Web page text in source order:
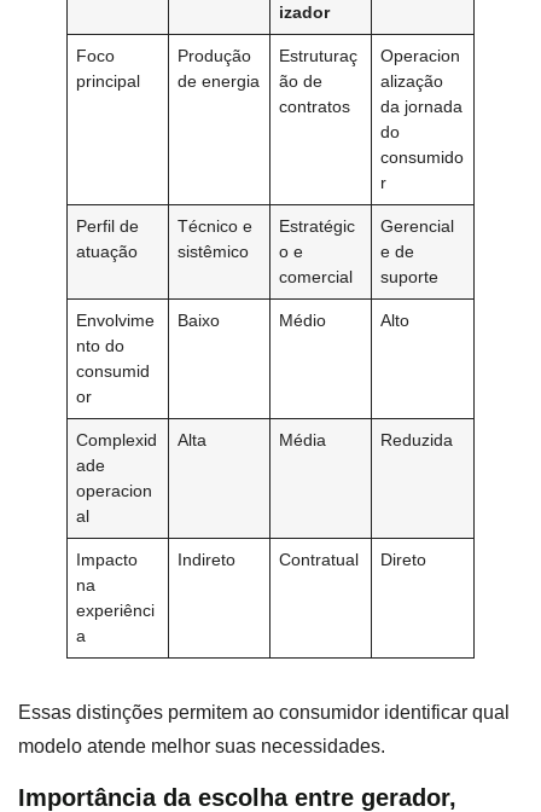
izador
Foco
principal
Produção
de energia
Estruturaç
ão de
contratos
Operacion
alização
da jornada
do
consumido
r
Perfil de
atuação
Técnico e
sistêmico
Estratégic
o e
comercial
Gerencial
e de
suporte
Envolvime
nto do
consumid
or
Baixo Médio Alto
Complexid
ade
operacion
al
Alta Média Reduzida
Impacto
na
experiênci
a
Indireto Contratual Direto
Essas distinções permitem ao consumidor identificar qual
modelo atende melhor suas necessidades.
Importância da escolha entre gerador,